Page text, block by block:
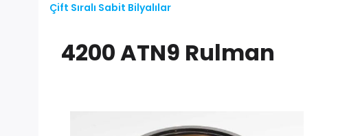
Çift Sıralı Sabit Bilyalılar
4200 ATN9 Rulman